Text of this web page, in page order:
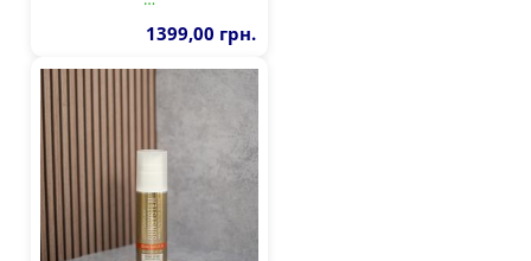
1399,00 грн.